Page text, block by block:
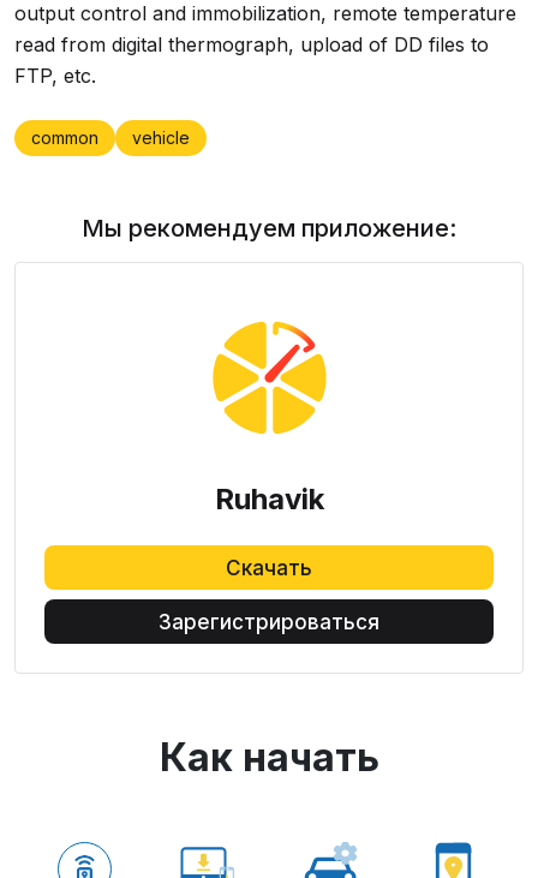
output control and immobilization, remote temperature
read from digital thermograph, upload of DD files to
FTP, etc.
common vehicle
Мы рекомендуем приложение:
Ruhavik
Скачать
Зарегистрироваться
Как начать